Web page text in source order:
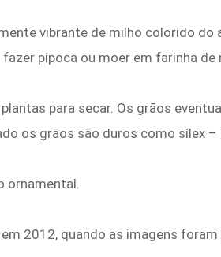
vibrante de milho colorido do
pipoca ou moer em farinha de
para secar. Os grãos
os grãos são duros como sílex –
ornamental.
2012, quando as imagens